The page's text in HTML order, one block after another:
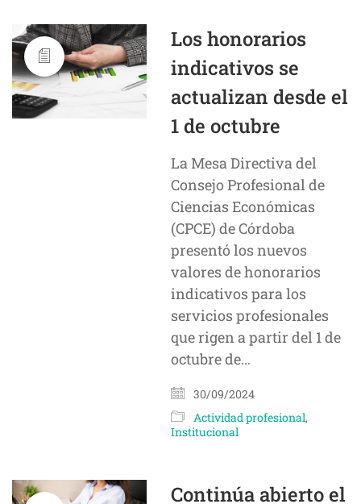
Los honorarios
indicativos se
actualizan desde el
1 de octubre
La Mesa Directiva del
Consejo Profesional de
Ciencias Económicas
(CPCE) de Córdoba
presentó los nuevos
valores de honorarios
indicativos para los
servicios profesionales
que rigen a partir del 1 de
octubre de…
30/09/2024
Actividad profesional,
Institucional
Continúa abierto el